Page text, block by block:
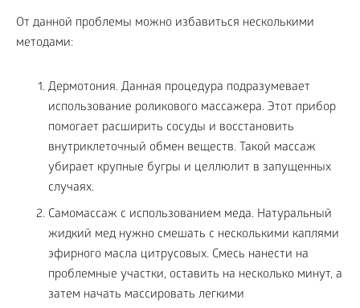
От данной проблемы можно избавиться несколькими
методами:
Дермотония. Данная процедура подразумевает
использование роликового массажера. Этот прибор
помогает расширить сосуды и восстановить
внутриклеточный обмен веществ. Такой массаж
убирает крупные бугры и целлюлит в запущенных
случаях.
Самомассаж с использованием меда. Натуральный
жидкий мед нужно смешать с несколькими каплями
эфирного масла цитрусовых. Смесь нанести на
проблемные участки, оставить на несколько минут, а
затем начать массировать легкими